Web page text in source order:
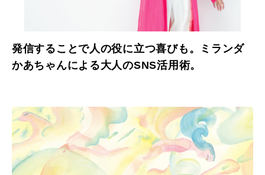
発信することで人の役に立つ喜びも。ミランダ
かあちゃんによる大人のSNS活用術。